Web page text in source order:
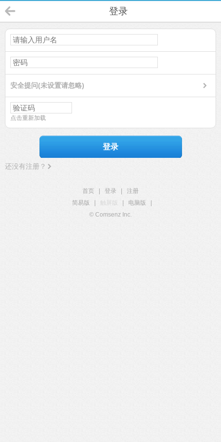
登录
安全提问(未设置请忽略)
点击重新加载
登录
还没有注册？
首页 登录
注册
简易版
触屏版 电脑版
© Comsenz Inc.